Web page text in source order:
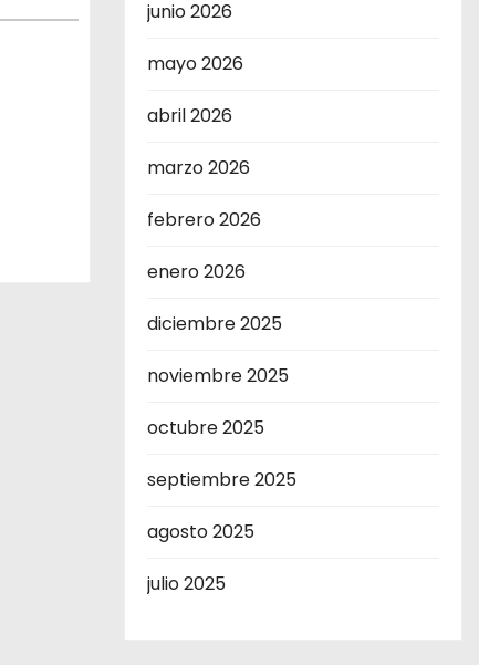
junio 2026
mayo 2026
abril 2026
marzo 2026
febrero 2026
enero 2026
diciembre 2025
noviembre 2025
octubre 2025
septiembre 2025
agosto 2025
julio 2025